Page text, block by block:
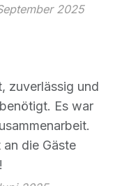
2025
zuverlässig und
Es war
die Gäste